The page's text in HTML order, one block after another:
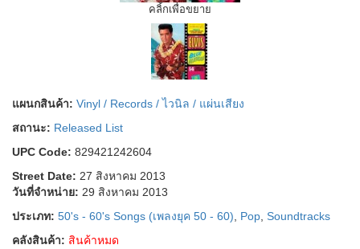
คลิ้กเพื่อขยาย
แผนกสินค้า: Vinyl / Records / ไวนิล / แผ่นเสียง
สถานะ: Released List
UPC Code: 829421242604
Street Date: 27 สิงหาคม 2013
วันที่จำหน่าย: 29 สิงหาคม 2013
ประเภท: 50's - 60's Songs (เพลงยุค 50 - 60) Pop Soundtracks
คลังสินค้า: สินค้าหมด